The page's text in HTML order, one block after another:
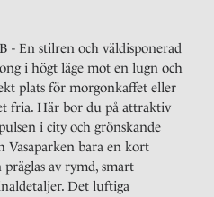
En stilren och väldisponerad
i högt läge mot en lugn och
plats för morgonkaffet eller
fria. Här bor du på attraktiv
i city och grönskande
Vasaparken bara en kort
av rymd, smart
Det luftiga